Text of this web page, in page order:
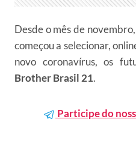
Desde o mês de
começou a selecionar,
novo coronavírus, os
Brother Brasil 21.
Participe do